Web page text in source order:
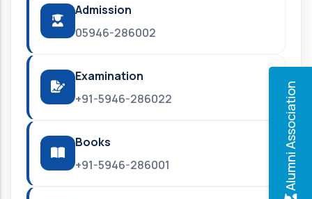
Alumni Association
Admission
05946-286002
Examination
+91-5946-286022
Books
+91-5946-286001